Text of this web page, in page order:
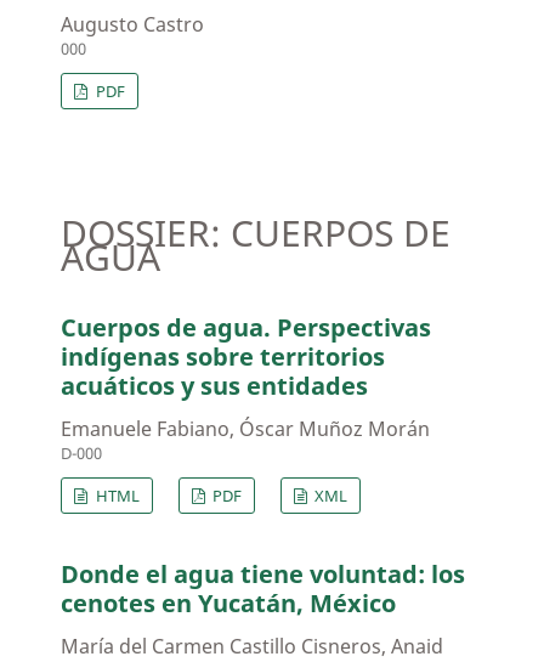
Augusto Castro
000
PDF
DOSSIER: CUERPOS DE
AGUA
Cuerpos de agua. Perspectivas
indígenas sobre territorios
acuáticos y sus entidades
Emanuele Fabiano, Óscar Muñoz Morán
D-000
HTML
PDF XML
Donde el agua tiene voluntad: los
cenotes en Yucatán, México
María del Carmen Castillo Cisneros, Anaid